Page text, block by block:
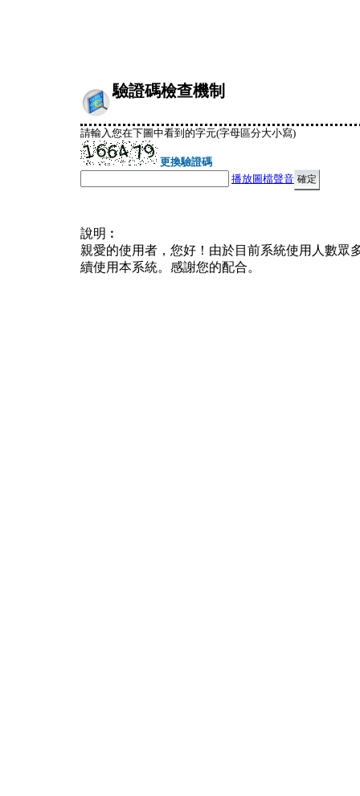
驗證碼檢查機制
請輸入您在下圖中看到的字元(字母區分大小寫)
更換驗證碼
播放圖檔聲音
說明︰
親愛的使用者，您好！由於目前系統使用人數眾
續使用本系統。感謝您的配合。